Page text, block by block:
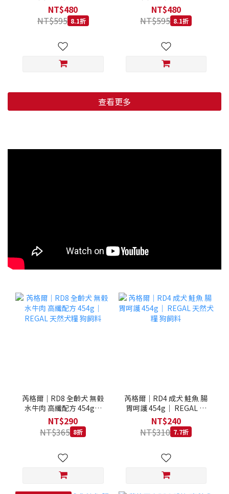
低穀鱈魚甜橙 小顆粒 800G
NT$480
NT$595 8.1折
羊肉藍莓 小顆粒 800G
NT$480
NT$595 8.1折
查看更多
芮格爾｜RD8 全齡犬 無榖
水牛肉 高纖配方 454g｜
REGAL 天然犬糧 狗飼料
NT$290
NT$365 8折
芮格爾｜RD4 成犬 鮭魚 腸
胃呵護 454g｜ REGAL 天
然犬糧 狗飼料
NT$240
NT$310 7.7折